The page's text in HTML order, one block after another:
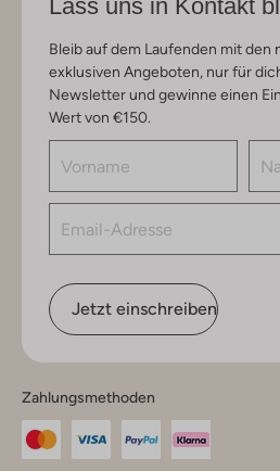
Lass uns in Kontakt
Bleib auf dem Laufenden mit den
exklusiven Angeboten, nur für
Newsletter und gewinne einen
Wert von €150.
Jetzt einschreiben
Zahlungsmethoden